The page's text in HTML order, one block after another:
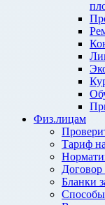
Физ.лицам
Тариф
Бланки